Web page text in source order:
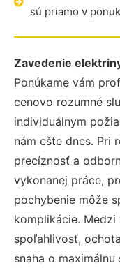
sú priamo v
Zavedenie
Ponúkame vám
cenovo rozumné
individuálnym
nám ešte dnes. Pri
precíznosť a
vykonanej práce,
pochybenie môže
komplikácie.
spoľahlivosť,
snaha o